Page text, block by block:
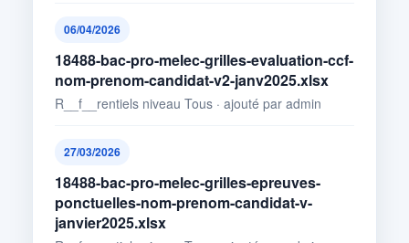
06/04/2026
18488-bac-pro-melec-grilles-evaluation-ccf-
nom-prenom-candidat-v2-janv2025.xlsx
R__f__rentiels niveau Tous · ajouté par admin
27/03/2026
18488-bac-pro-melec-grilles-epreuves-
ponctuelles-nom-prenom-candidat-v-
janvier2025.xlsx